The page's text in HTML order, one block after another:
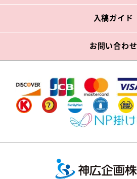
入稿ガイド
お問い合わせ